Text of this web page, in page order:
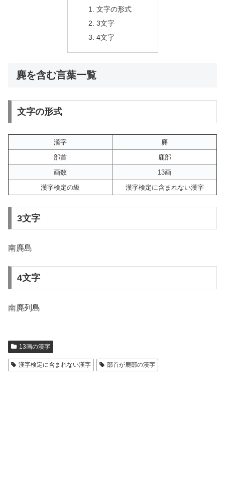
文字の形式
3文字
4文字
麂を含む言葉一覧
文字の形式
漢字
麂
部首
鹿部
画数
13画
漢字検定の級
漢字検定に含まれない漢字
3文字
南麂島
4文字
南麂列島
13画の漢字
漢字検定に含まれない漢字 部首が鹿部の漢字